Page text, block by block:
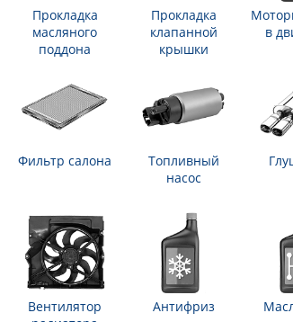
Прокладка
масляного
поддона
Прокладка
клапанной
крышки
в
Фильтр салона
Топливный
насос
Вентилятор
Антифриз